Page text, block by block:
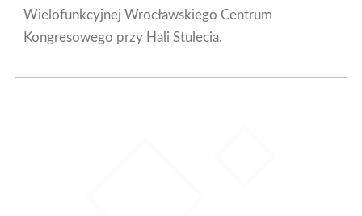
Wielofunkcyjnej Wrocławskiego Centrum
Kongresowego przy Hali Stulecia.